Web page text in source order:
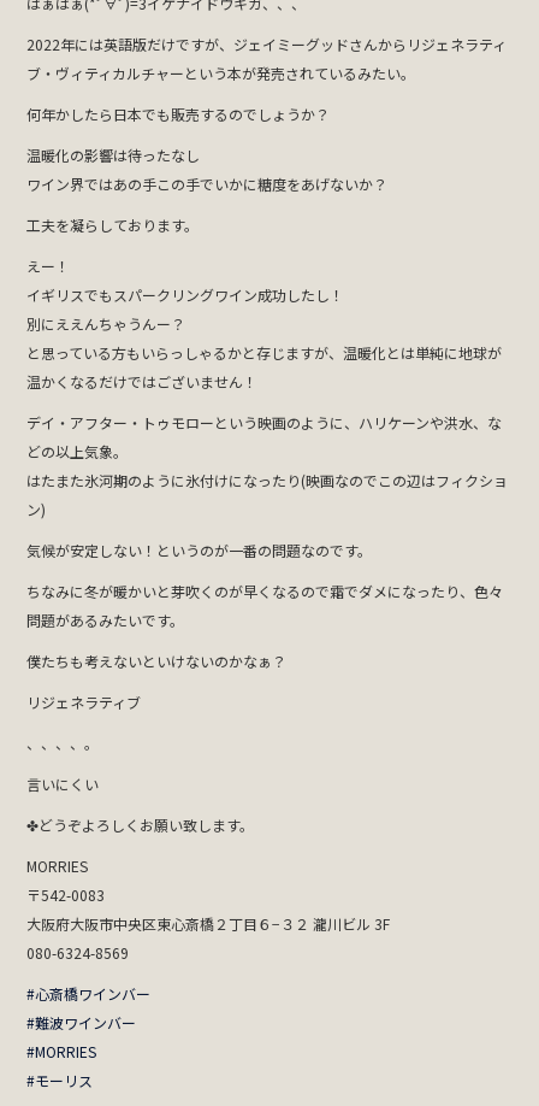
2022年には英語版だけですが、ジェイミーグッドさんからリジェネラティ
ブ・ヴィティカルチャーという本が発売されているみたい。
何年かしたら日本でも販売するのでしょうか？
温暖化の影響は待ったなし
ワイン界ではあの手この手でいかに糖度をあげないか？
工夫を凝らしております。
えー！
イギリスでもスパークリングワイン成功したし！
別にええんちゃうんー？
と思っている方もいらっしゃるかと存じますが、温暖化とは単純に地球が
温かくなるだけではございません！
デイ・アフター・トゥモローという映画のように、ハリケーンや洪水、な
どの以上気象。
はたまた氷河期のように氷付けになったり(映画なのでこの辺はフィクショ
ン)
気候が安定しない！というのが一番の問題なのです。
ちなみに冬が暖かいと芽吹くのが早くなるので霜でダメになったり、色々
問題があるみたいです。
僕たちも考えないといけないのかなぁ？
リジェネラティブ
、、、、。
言いにくい
✤どうぞよろしくお願い致します。
MORRIES
〒542-0083
大阪府大阪市中央区東心斎橋２丁目６−３２ 瀧川ビル 3F
080-6324-8569
#心斎橋ワインバー
#難波ワインバー
#MORRIES
#モーリス